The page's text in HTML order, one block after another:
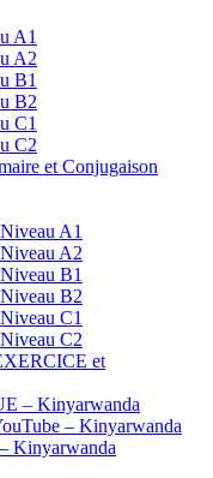
A1
A2
B1
B2
C1
C2
et Conjugaison
A1
A2
B1
B2
C1
C2
et
– Kinyarwanda
– Kinyarwanda
Kinyarwanda